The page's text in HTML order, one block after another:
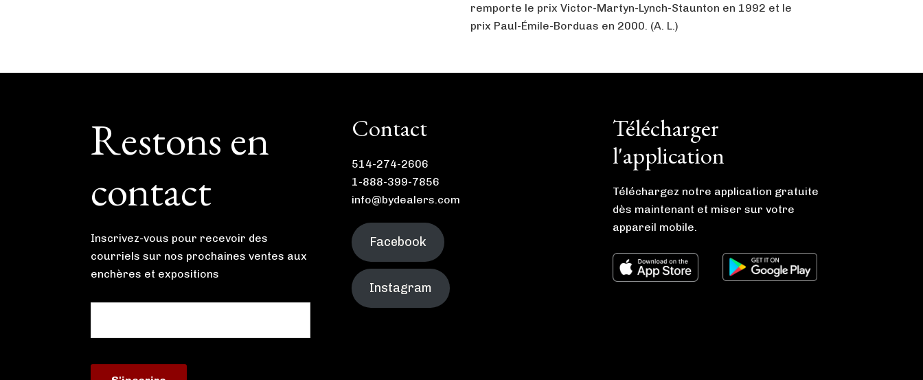
remporte le prix Victor-Martyn-Lynch-Staunton en 1992 et le
prix Paul-Émile-Borduas en 2000. (A. L.)
FooterRestons en
contact
Inscrivez-vous pour recevoir des
courriels sur nos prochaines ventes aux
enchères et expositions
Contact
514-274-2606
1-888-399-7856
info@bydealers.com
Facebook
Instagram
Télécharger
l'application
Téléchargez notre application gratuite
dès maintenant et miser sur votre
appareil mobile.